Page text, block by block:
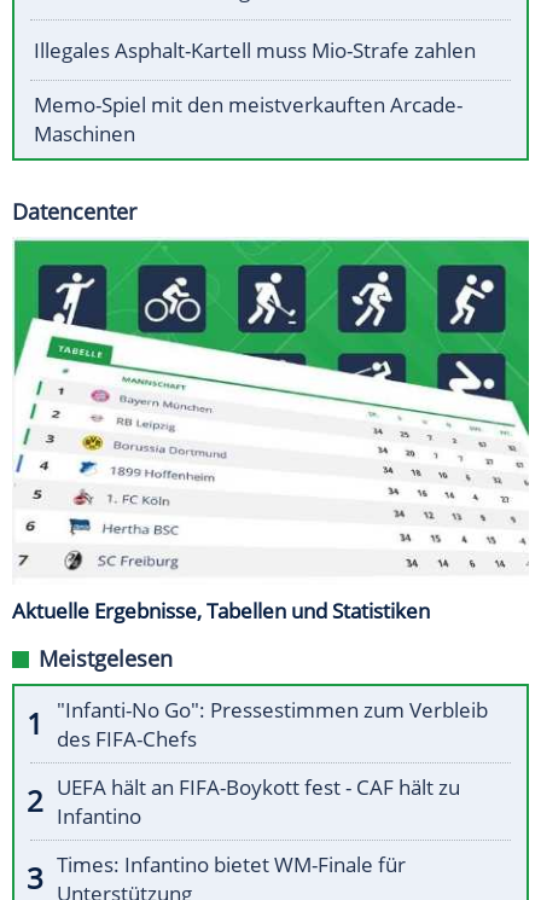
Illegales Asphalt-Kartell muss Mio-Strafe zahlen
Memo-Spiel mit den meistverkauften Arcade-
Maschinen
Datencenter
Aktuelle Ergebnisse, Tabellen und Statistiken
Meistgelesen
"Infanti-No Go": Pressestimmen zum Verbleib
des FIFA-Chefs
UEFA hält an FIFA-Boykott fest - CAF hält zu
Infantino
Times: Infantino bietet WM-Finale für
Unterstützung